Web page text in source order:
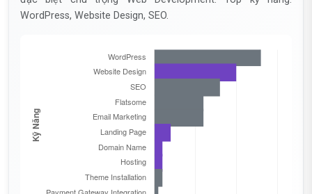
WordPress, Website Design, SEO.